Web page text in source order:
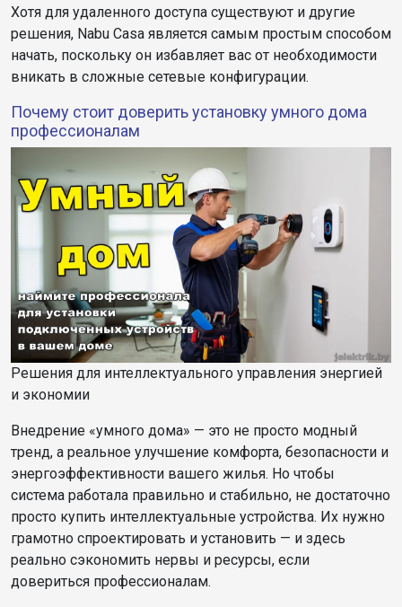
Хотя для удаленного доступа существуют и другие
решения, Nabu Casa является самым простым способом
начать, поскольку он избавляет вас от необходимости
вникать в сложные сетевые конфигурации.
Почему стоит доверить установку умного дома
профессионалам
Решения для интеллектуального управления энергией
и экономии
Внедрение «умного дома» — это не просто модный
тренд, а реальное улучшение комфорта, безопасности и
энергоэффективности вашего жилья. Но чтобы
система работала правильно и стабильно, не достаточно
просто купить интеллектуальные устройства. Их нужно
грамотно спроектировать и установить — и здесь
реально сэкономить нервы и ресурсы, если
довериться профессионалам.